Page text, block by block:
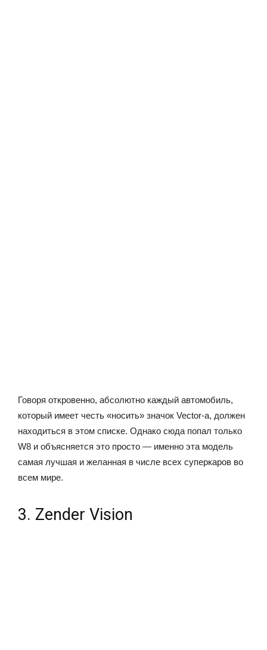
Говоря откровенно, абсолютно каждый автомобиль,
который имеет честь «носить» значок Vector-а, должен
находиться в этом списке. Однако сюда попал только
W8 и объясняется это просто — именно эта модель
самая лучшая и желанная в числе всех суперкаров во
всем мире.
3. Zender Vision